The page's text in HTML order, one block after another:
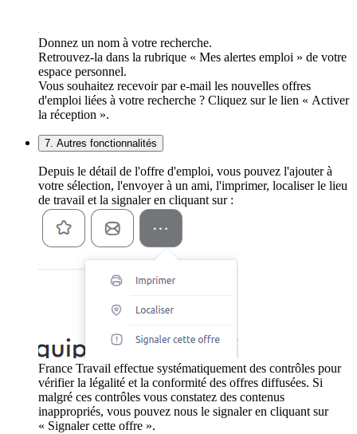
Donnez un nom à votre recherche.
Retrouvez-la dans la rubrique « Mes alertes emploi » de votre
espace personnel.
Vous souhaitez recevoir par e-mail les nouvelles offres
d'emploi liées à votre recherche ? Cliquez sur le lien « Activer
la réception ».
7. Autres fonctionnalités
Depuis le détail de l'offre d'emploi, vous pouvez l'ajouter à
votre sélection, l'envoyer à un ami, l'imprimer, localiser le lieu
de travail et la signaler en cliquant sur :
France Travail effectue systématiquement des contrôles pour
vérifier la légalité et la conformité des offres diffusées. Si
malgré ces contrôles vous constatez des contenus
inappropriés, vous pouvez nous le signaler en cliquant sur
« Signaler cette offre ».